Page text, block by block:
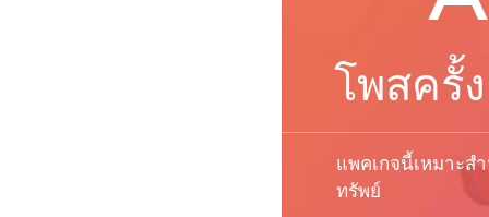
โพสครั้
แพคเกจนี้เหมาะส
ทรัพย์